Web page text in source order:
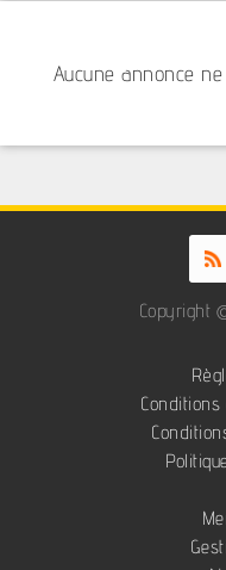
Aucune annonce
Copyright